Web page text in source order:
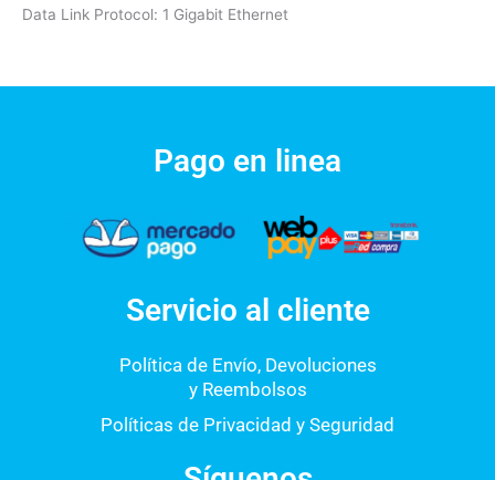
Data Link Protocol: 1 Gigabit Ethernet
Pago en linea
Servicio al cliente
Política de Envío, Devoluciones
y Reembolsos
Políticas de Privacidad y Seguridad